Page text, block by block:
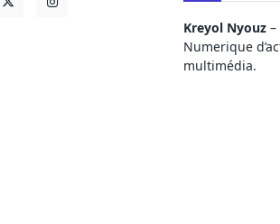
Kreyol Nyouz
Numerique
multimédia.